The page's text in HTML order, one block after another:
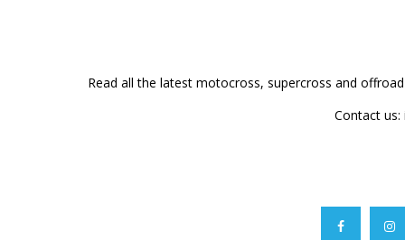
Read all the latest motocross, supercross and
Contact us: